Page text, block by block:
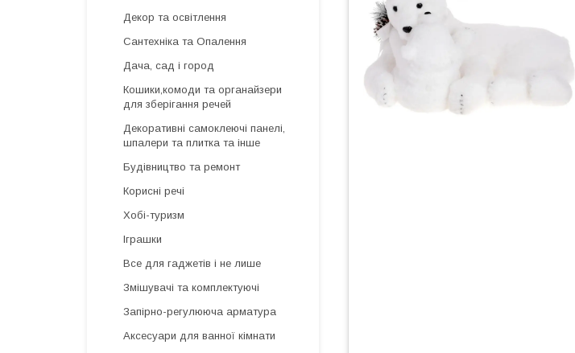
Декор та освітлення
Сантехніка та Опалення
Дача, сад і город
Кошики,комоди та органайзери
для зберігання речей
Декоративні самоклеючі панелі,
шпалери та плитка та інше
Будівництво та ремонт
Корисні речі
Хобі-туризм
Іграшки
Все для гаджетів і не лише
Змішувачі та комплектуючі
Запірно-регулююча арматура
Аксесуари для ванної кімнати